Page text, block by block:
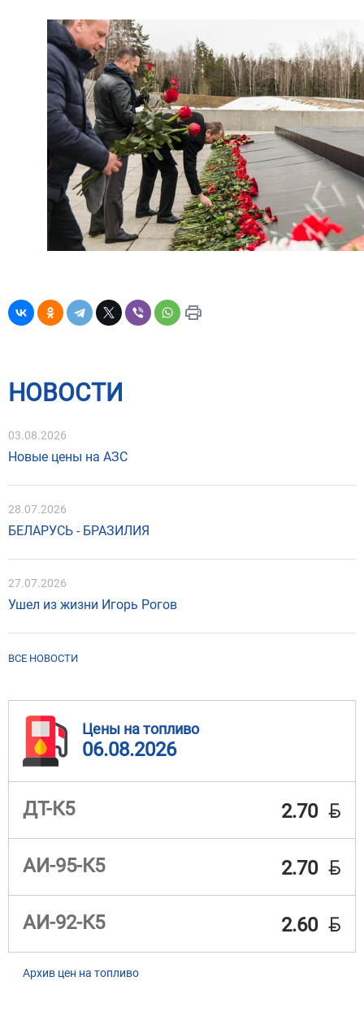
НОВОСТИ
03.08.2026
Новые цены на АЗС
28.07.2026
БЕЛАРУСЬ - БРАЗИЛИЯ
27.07.2026
Ушел из жизни Игорь Рогов
ВСЕ НОВОСТИ
Цены на топливо
06.08.2026
ДТ-К5 2.70 BYN
АИ-95-К5 2.70 BYN
АИ-92-К5 2.60 BYN
Архив цен на топливо